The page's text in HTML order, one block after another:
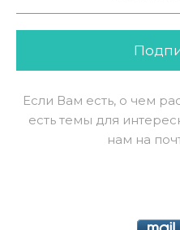
Если Вам есть, о чем
есть темы для
нам на